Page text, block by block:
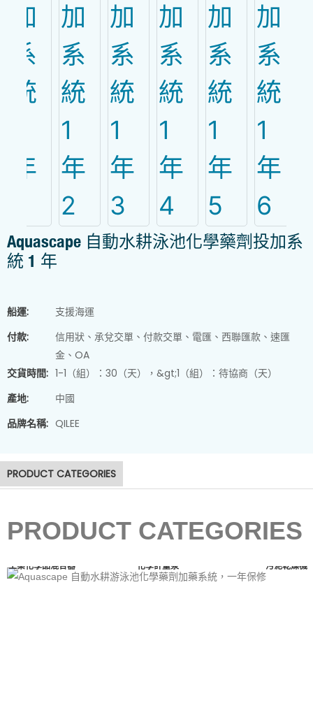
Aquascape 自動水耕泳池化學藥劑投加系
統 1 年
船運:
支援海運
付款:
信用狀、承兌交單、付款交單、電匯、西聯匯款、速匯
金、OA
交貨時間: 1-1（組）：30（天），&gt;1（組）：待協商（天）
產地:
中國
品牌名稱: QILEE
PRODUCT CATEGORIES
PRODUCT CATEGORIES
污泥脫水機
工業化學品混合器 化學計量泵 污泥乾燥機